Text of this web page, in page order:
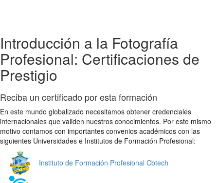
Introducción a la Fotografía
Profesional: Certificaciones de
Prestigio
Reciba un certificado por esta formación
En este mundo globalizado necesitamos obtener credenciales
internacionales que validen nuestros conocimientos. Por este mismo
motivo contamos con importantes convenios académicos con las
siguientes Universidades e Institutos de Formación Profesional:
Instituto de Formación Profesional Cbtech